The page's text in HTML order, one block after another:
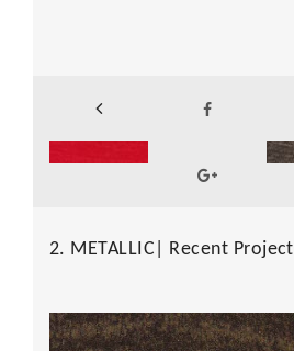
2. METALLIC| Recent Project